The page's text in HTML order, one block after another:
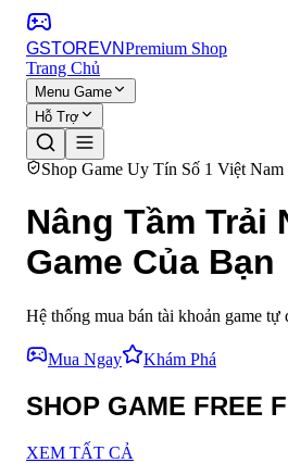
GSTOREVNPremium Shop
Trang Chủ
Menu Game
Hỗ Trợ
Shop Game Uy Tín Số 1 Việt Nam
Nâng Tầm Trải
Game Của Bạn
Hệ thống mua bán tài khoản game
Mua Ngay Khám Phá
SHOP GAME FREE
XEM TẤT CẢ